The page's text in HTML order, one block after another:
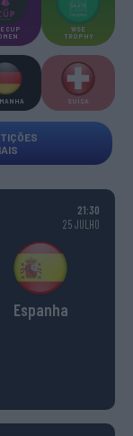
CUP
WSE
TROPHY
SUÍÇA
21:30
25 JULHO
Espanha